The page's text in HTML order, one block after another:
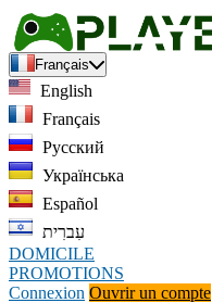
Français
English
Français
Русский
Українська
Español
עִברִית
DOMICILE
PROMOTIONS
Connexion Ouvrir un compte